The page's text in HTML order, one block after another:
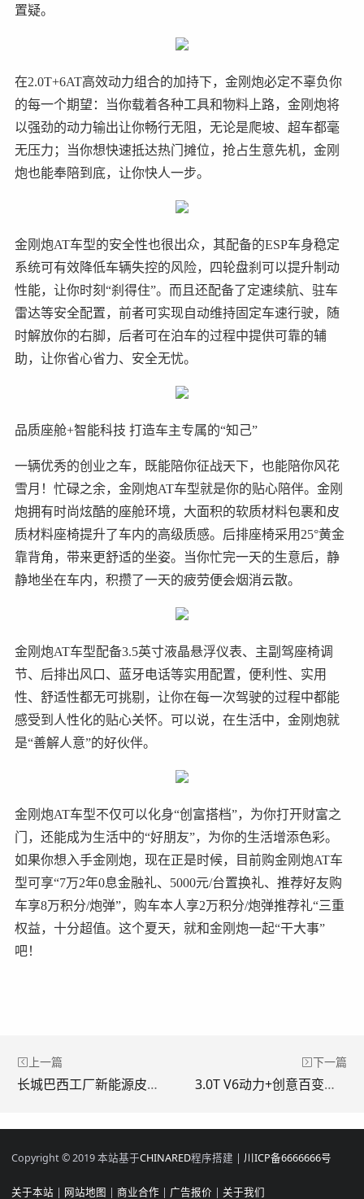
置疑。
在2.0T+6AT高效动力组合的加持下，金刚炮必定不辜负你
的每一个期望：当你载着各种工具和物料上路，金刚炮将
以强劲的动力输出让你畅行无阻，无论是爬坡、超车都毫
无压力；当你想快速抵达热门摊位，抢占生意先机，金刚
炮也能奉陪到底，让你快人一步。
金刚炮AT车型的安全性也很出众，其配备的ESP车身稳定
系统可有效降低车辆失控的风险，四轮盘刹可以提升制动
性能，让你时刻“刹得住”。而且还配备了定速续航、驻车
雷达等安全配置，前者可实现自动维持固定车速行驶，随
时解放你的右脚，后者可在泊车的过程中提供可靠的辅
助，让你省心省力、安全无忧。
品质座舱+智能科技 打造车主专属的“知己”
一辆优秀的创业之车，既能陪你征战天下，也能陪你风花
雪月！忙碌之余，金刚炮AT车型就是你的贴心陪伴。金刚
炮拥有时尚炫酷的座舱环境，大面积的软质材料包裹和皮
质材料座椅提升了车内的高级质感。后排座椅采用25°黄金
靠背角，带来更舒适的坐姿。当你忙完一天的生意后，静
静地坐在车内，积攒了一天的疲劳便会烟消云散。
金刚炮AT车型配备3.5英寸液晶悬浮仪表、主副驾座椅调
节、后排出风口、蓝牙电话等实用配置，便利性、实用
性、舒适性都无可挑剔，让你在每一次驾驶的过程中都能
感受到人性化的贴心关怀。可以说，在生活中，金刚炮就
是“善解人意”的好伙伴。
金刚炮AT车型不仅可以化身“创富搭档”，为你打开财富之
门，还能成为生活中的“好朋友”，为你的生活增添色彩。
如果你想入手金刚炮，现在正是时候，目前购金刚炮AT车
型可享“7万2年0息金融礼、5000元/台置换礼、推荐好友购
车享8万积分/炮弹”，购车本人享2万积分/炮弹推荐礼“三重
权益，十分超值。这个夏天，就和金刚炮一起“干大事”
吧！
上一篇
长城巴西工厂新能源皮卡项目启动 长城炮全球化布局持续深化
下一篇
3.0T V6动力+创意百变货箱 山海炮以极致实力玩转圈层文化
Copyright © 2019 本站基于CHINARED程序搭建 | 川ICP备6666666号
关于本站 | 网站地图 | 商业合作 | 广告报价 | 关于我们